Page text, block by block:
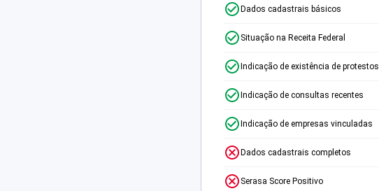
Dados cadastrais básicos
Situação na Receita Federal
Indicação de existência de protestos
Indicação de consultas recentes
Indicação de empresas vinculadas
Dados cadastrais completos
Serasa Score Positivo